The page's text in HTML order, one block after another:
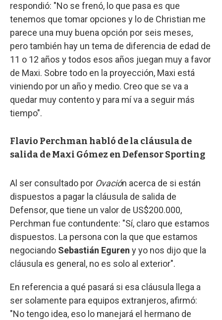
respondió: "No se frenó, lo que pasa es que
tenemos que tomar opciones y lo de Christian me
parece una muy buena opción por seis meses,
pero también hay un tema de diferencia de edad de
11 o 12 años y todos esos años juegan muy a favor
de Maxi. Sobre todo en la proyección, Maxi está
viniendo por un año y medio. Creo que se va a
quedar muy contento y para mí va a seguir más
tiempo".
Flavio Perchman habló de la cláusula de
salida de Maxi Gómez en Defensor Sporting
Al ser consultado por Ovación acerca de si están
dispuestos a pagar la cláusula de salida de
Defensor, que tiene un valor de US$200.000,
Perchman fue contundente: "Sí, claro que estamos
dispuestos. La persona con la que que estamos
negociando Sebastián Eguren y yo nos dijo que la
cláusula es general, no es solo al exterior".
En referencia a qué pasará si esa cláusula llega a
ser solamente para equipos extranjeros, afirmó:
"No tengo idea, eso lo manejará el hermano de